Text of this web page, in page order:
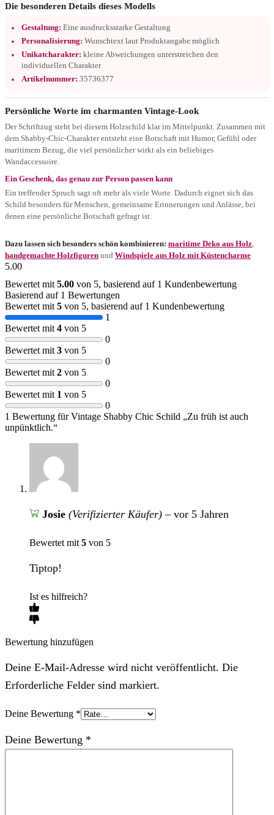
Die besonderen Details dieses Modells
Gestaltung: Eine ausdrucksstarke Gestaltung
Personalisierung: Wunschtext laut Produktangabe möglich
Unikatcharakter: kleine Abweichungen unterstreichen den
individuellen Charakter
Artikelnummer: 35736377
Persönliche Worte im charmanten Vintage-Look
Der Schriftzug steht bei diesem Holzschild klar im Mittelpunkt. Zusammen mit
dem Shabby-Chic-Charakter entsteht eine Botschaft mit Humor, Gefühl oder
maritimem Bezug, die viel persönlicher wirkt als ein beliebiges
Wandaccessoire.
Ein Geschenk, das genau zur Person passen kann
Ein treffender Spruch sagt oft mehr als viele Worte. Dadurch eignet sich das
Schild besonders für Menschen, gemeinsame Erinnerungen und Anlässe, bei
denen eine persönliche Botschaft gefragt ist.
Dazu lassen sich besonders schön kombinieren: maritime Deko aus Holz
handgemachte Holzfiguren und Windspiele aus Holz mit Küstencharme
5.00
Bewertet mit 5.00 von 5, basierend auf 1 Kundenbewertung
Basierend auf 1 Bewertungen
Bewertet mit 5 von 5, basierend auf 1 Kundenbewertung
1
Bewertet mit 4 von 5
0
Bewertet mit 3 von 5
0
Bewertet mit 2 von 5
0
Bewertet mit 1 von 5
0
1 Bewertung fürVintage Shabby Chic Schild „Zu früh ist auch
unpünktlich.“
Josie (Verifizierter Käufer) – vor 5 Jahren
Bewertet mit 5 von 5
Tiptop!
Ist es hilfreich?
Bewertung hinzufügen
Deine E-Mail-Adresse wird nicht veröffentlicht. Die
Erforderliche Felder sind markiert.
Deine Bewertung *
Deine Bewertung *